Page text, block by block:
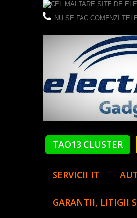
NU SE FAC COMENZI
TAO13 CLUSTER
SERVICII IT
GARANTII, LITIGII